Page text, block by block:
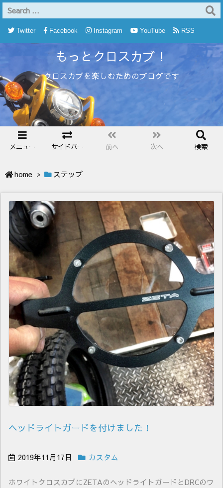
もっとクロスカブ！
クロスカブを楽しむためのブログです
メニュー サイドバー 前へ 次へ 検索
Twitter Facebook Instagram YouTube RSS
home > ステップ
ヘッドライトガードを付けました！
2019年11月17日 カスタム
ホワイトクロスカブにZETAのヘッドライトガードとDRCのワ